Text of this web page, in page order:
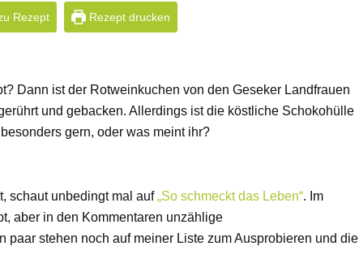
Rezept Rezept drucken
Dann ist der Rotweinkuchen von den Geseker Landfrauen
und gebacken. Allerdings ist die köstliche Schokohülle
gern, oder was meint ihr?
schaut unbedingt mal auf„So schmeckt das Leben“. Im
aber in den Kommentaren unzählige
paar stehen noch auf meiner Liste zum Ausprobieren und die